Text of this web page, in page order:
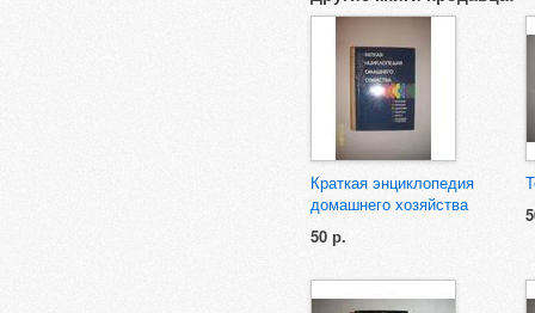
Краткая энциклопедия
домашнего хозяйства
50 р.